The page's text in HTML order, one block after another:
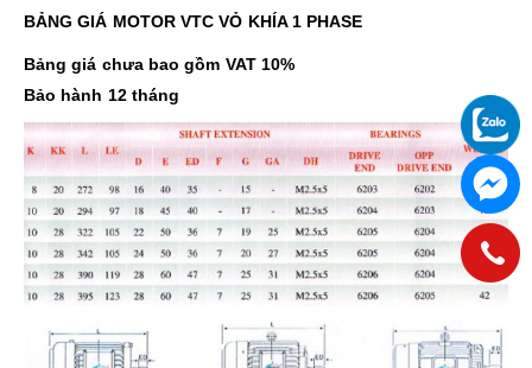
BẢNG GIÁ MOTOR VTC VỎ KHÍA 1 PHASE
Bảng giá chưa bao gồm VAT 10%
Bảo hành 12 tháng